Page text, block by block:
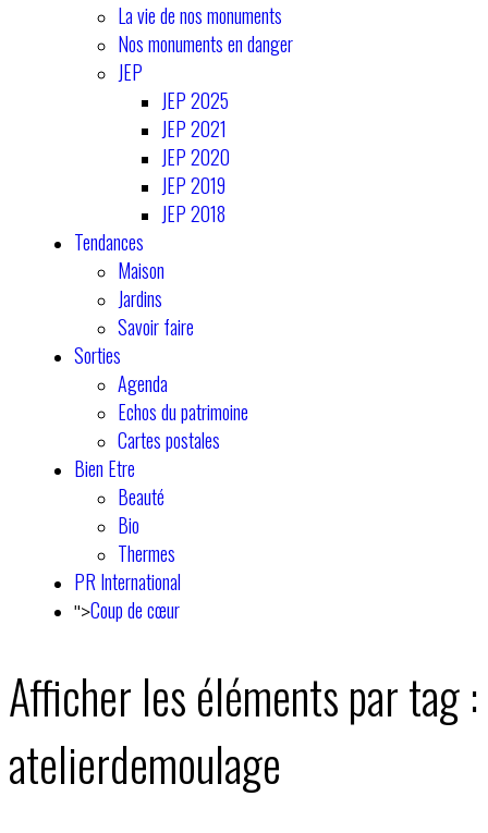
La vie de nos monuments
Nos monuments en danger
JEP
JEP 2025
JEP 2021
JEP 2020
JEP 2019
JEP 2018
Tendances
Maison
Jardins
Savoir faire
Sorties
Agenda
Echos du patrimoine
Cartes postales
Bien Etre
Beauté
Bio
Thermes
PR International
">Coup de cœur
Afficher les éléments par tag :
atelierdemoulage